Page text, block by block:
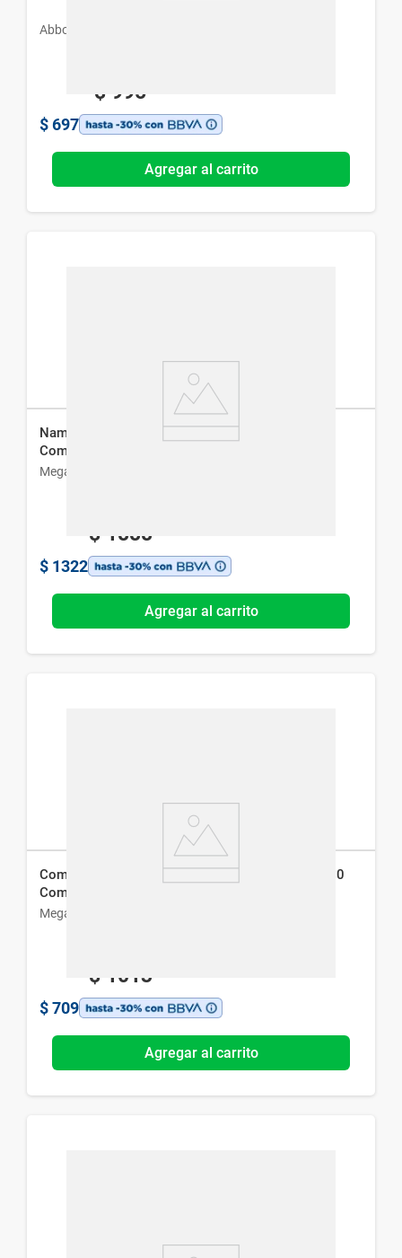
Abbott
$ 995
$ 697
Agregar al carrito
Namenda 20 Memantina Clorhidrato 20 mg x 30
Comp
Megalabs
$ 1888
$ 1322
Agregar al carrito
Comitoina Fenitoína Sódica Pediatrica 50 mg x 20
Comp
Megalabs
$ 1013
$ 709
Agregar al carrito